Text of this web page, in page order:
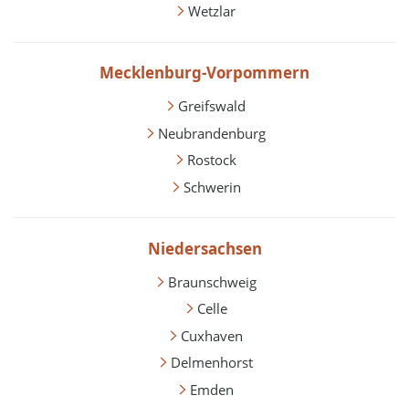
Wetzlar
Mecklenburg-Vorpommern
Greifswald
Neubrandenburg
Rostock
Schwerin
Niedersachsen
Braunschweig
Celle
Cuxhaven
Delmenhorst
Emden